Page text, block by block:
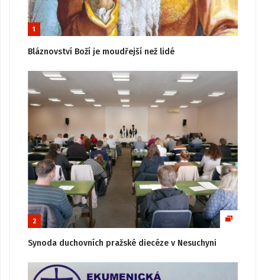
1
Bláznovství Boží je moudřejší než lidé
2
Synoda duchovních pražské diecéze v Nesuchyni